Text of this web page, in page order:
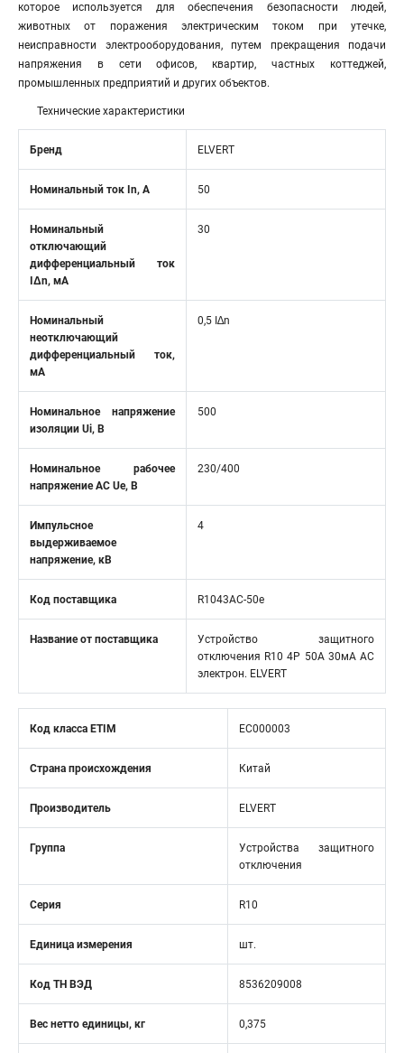
которое используется для обеспечения безопасности людей,
животных от поражения электрическим током при утечке,
неисправности электрооборудования, путем прекращения подачи
напряжения в сети офисов, квартир, частных коттеджей,
промышленных предприятий и других объектов.
Технические характеристики
Бренд ELVERT
Номинальный ток In, А 50
Номинальный
отключающий
дифференциальный ток
IΔn, мА
30
Номинальный
неотключающий
дифференциальный ток,
мА
0,5 I∆n
Номинальное напряжение
изоляции Ui, В
500
Номинальное рабочее
напряжение AC Ue, В
230/400
Импульсное
выдерживаемое
напряжение, кВ
4
Код поставщика R1043AC-50e
Название от поставщика
Устройство защитного
отключения R10 4P 50А 30мА AC
электрон. ELVERT
Код класса ETIM EC000003
Страна происхождения Китай
Производитель ELVERT
Группа
Устройства защитного
отключения
Серия R10
Единица измерения шт.
Код ТН ВЭД 8536209008
Вес нетто единицы, кг 0,375